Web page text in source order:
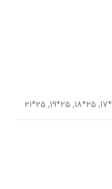
,
25*18
,
25*19
,
25*21